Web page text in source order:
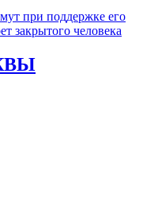
при поддержке его
закрытого человека